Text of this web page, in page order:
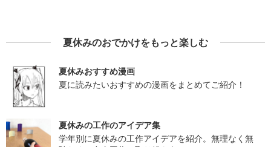
夏休みのおでかけをもっと楽しむ
夏休みおすすめ漫画
夏に読みたいおすすめの漫画をまとめてご紹介！
夏休みの工作のアイデア集
学年別に夏休みの工作アイデアを紹介。無理なく無